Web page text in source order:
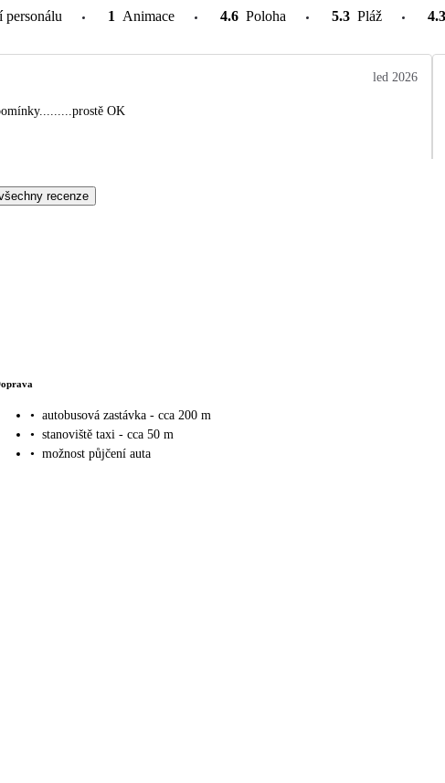
personálu 1 Animace 4.6 Poloha 5.3 Pláž 4.3
led 2026
OK
recenze
• autobusová zastávka - cca 200 m
• stanoviště taxi - cca 50 m
• možnost půjčení auta